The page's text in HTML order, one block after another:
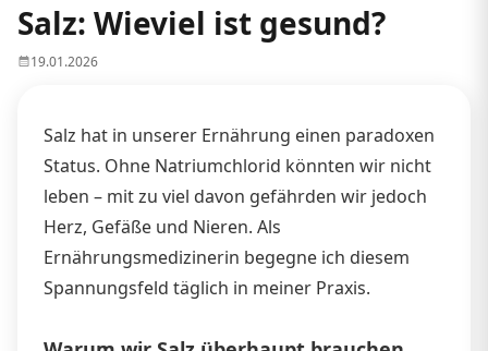
Salz: Wieviel ist gesund?
19.01.2026
Salz hat in unserer Ernährung einen paradoxen
Status. Ohne Natriumchlorid könnten wir nicht
leben – mit zu viel davon gefährden wir jedoch
Herz, Gefäße und Nieren. Als
Ernährungsmedizinerin begegne ich diesem
Spannungsfeld täglich in meiner Praxis.